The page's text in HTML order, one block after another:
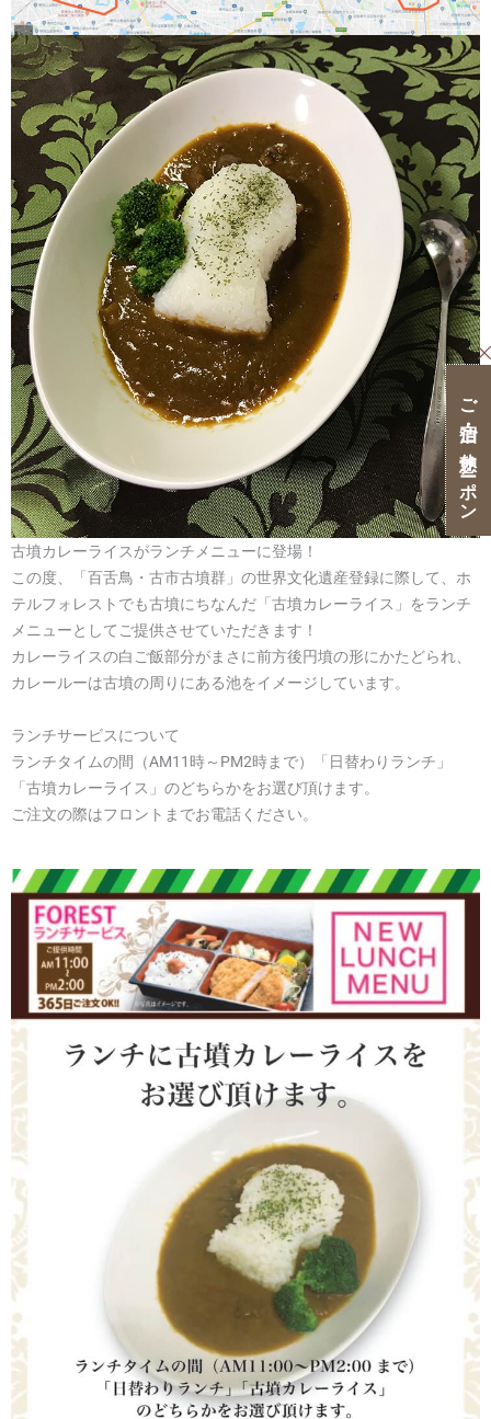
古墳カレーライスがランチメニューに登場！
この度、「百舌鳥・古市古墳群」の世界文化遺産登録に際して、ホ
テルフォレストでも古墳にちなんだ「古墳カレーライス」をランチ
メニューとしてご提供させていただきます！
カレーライスの白ご飯部分がまさに前方後円墳の形にかたどられ、
カレールーは古墳の周りにある池をイメージしています。
ランチサービスについて
ランチタイムの間（AM11時～PM2時まで）「日替わりランチ」
「古墳カレーライス」のどちらかをお選び頂けます。
ご注文の際はフロントまでお電話ください。
ご宿泊・ご休憩クーポン